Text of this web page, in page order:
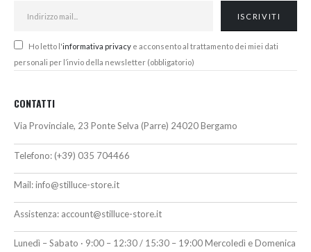
Ho letto l'informativa privacy e acconsento al trattamento dei miei dati
personali per l’invio della newsletter (obbligatorio)
CONTATTI
Via Provinciale, 23 Ponte Selva (Parre) 24020 Bergamo
Telefono: (+39) 035 704466
Mail:info@stilluce-store.it
Assistenza: account@stilluce-store.it
Lunedì – Sabato · 9:00 – 12:30 / 15:30 – 19:00 Mercoledì e Domenica